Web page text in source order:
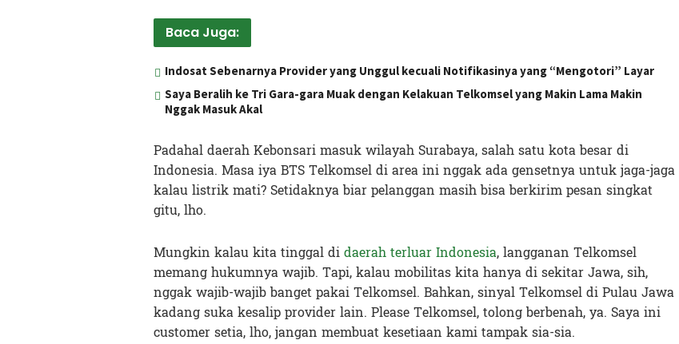
Baca Juga:
Indosat Sebenarnya Provider yang Unggul kecuali Notifikasinya yang “Mengotori” Layar
Saya Beralih ke Tri Gara-gara Muak dengan Kelakuan Telkomsel yang Makin Lama Makin
Nggak Masuk Akal
Padahal daerah Kebonsari masuk wilayah Surabaya, salah satu kota besar di
Indonesia. Masa iya BTS Telkomsel di area ini nggak ada gensetnya untuk jaga-jaga
kalau listrik mati? Setidaknya biar pelanggan masih bisa berkirim pesan singkat
gitu, lho.
Mungkin kalau kita tinggal didaerah terluar Indonesia, langganan Telkomsel
memang hukumnya wajib. Tapi, kalau mobilitas kita hanya di sekitar Jawa, sih,
nggak wajib-wajib banget pakai Telkomsel. Bahkan, sinyal Telkomsel di Pulau Jawa
kadang suka kesalip provider lain. Please Telkomsel, tolong berbenah, ya. Saya ini
customer setia, lho, jangan membuat kesetiaan kami tampak sia-sia.